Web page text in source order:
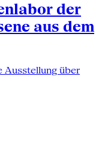
der
aus dem
Ausstellung über